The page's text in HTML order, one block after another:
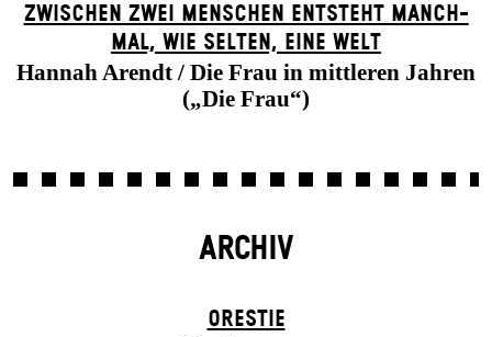
ZWISCHEN ZWEI MENSCHEN ENT­STEHT MANCH­
MAL, WIE SELTEN, EINE WELT
Hannah Arendt / Die Frau in mittleren Jahren
(„Die Frau“)
ARCHIV
ORESTIE